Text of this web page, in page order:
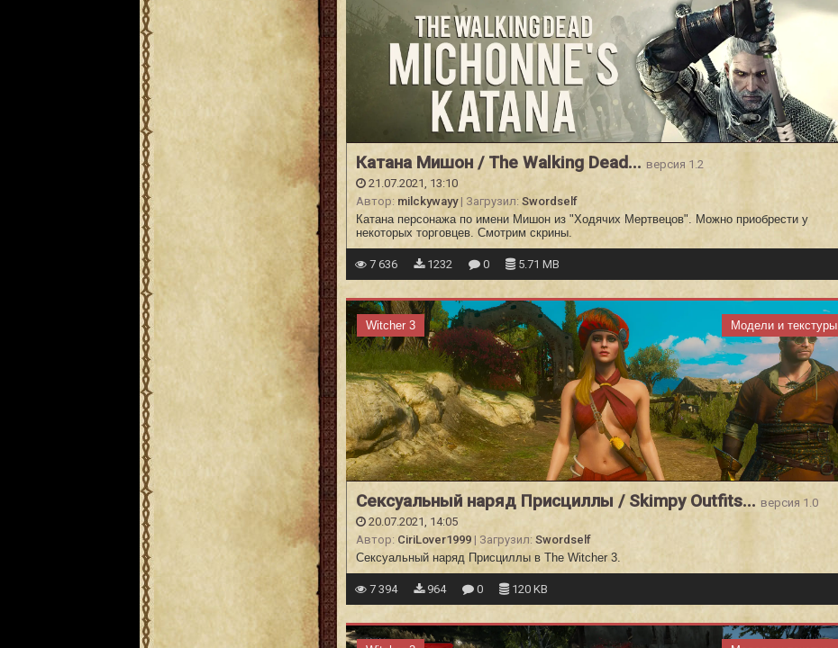
Катана Мишон / The Walking Dead... версия 1.2
21.07.2021, 13:10
Автор: milckywayy| Загрузил: Swordself
Катана персонажа по имени Мишон из "Ходячих Мертвецов". Можно приобрести у
некоторых торговцев. Смотрим скрины.
7 636 1232 0 5.71 MB
Witcher 3 Модели и текстуры
Сексуальный наряд Присциллы / Skimpy Outfits... версия 1.0
20.07.2021, 14:05
Автор: CiriLover1999 | Загрузил: Swordself
Сексуальный наряд Присциллы в The Witcher 3.
7 394 964 0 120 KB